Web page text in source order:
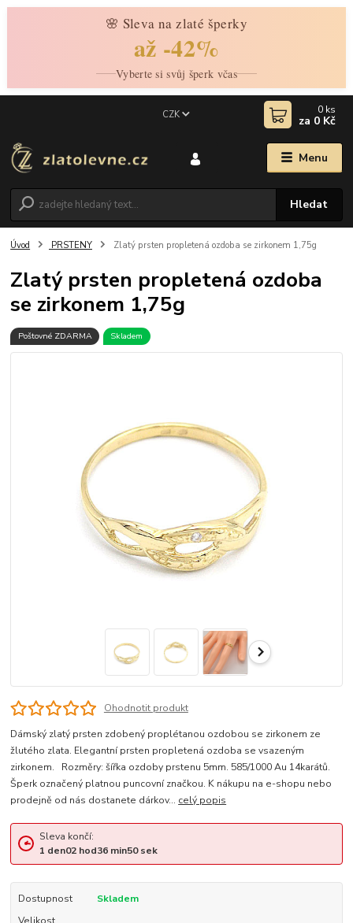
🌸 Sleva na zlaté šperky
až -42%
Vyberte si svůj šperk včas
Menu
CZK
Hledat
0 ks
za 0 Kč
Úvod PRSTENY Zlatý prsten propletená ozdoba se zirkonem 1,75g
Zlatý prsten propletená ozdoba
se zirkonem 1,75g
Poštovné ZDARMA Skladem
Ohodnotit produkt
Dámský zlatý prsten zdobený proplétanou ozdobou se zirkonem ze
žlutého zlata. Elegantní prsten propletená ozdoba se vsazeným
zirkonem. Rozměry: šířka ozdoby prstenu 5mm. 585/1000 Au 14karátů.
Šperk označený platnou puncovní značkou. K nákupu na e-shopu nebo
prodejně od nás dostanete dárkov... celý popis
Sleva končí:
1 den02hod36min49sek
Dostupnost
Skladem